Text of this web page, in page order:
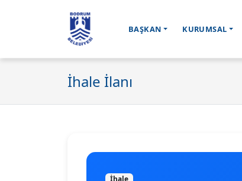
BAŞKAN KURUMSAL
İhale İlanı
İhale